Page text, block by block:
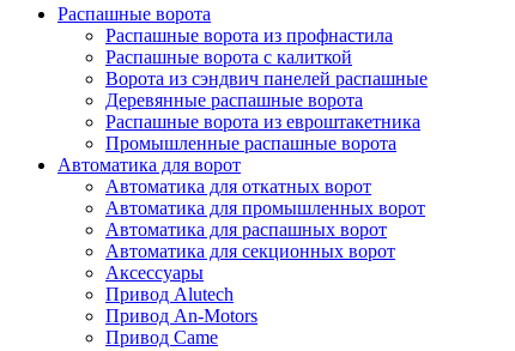
Распашные ворота
Распашные ворота из профнастила
Распашные ворота с калиткой
Ворота из сэндвич панелей распашные
Деревянные распашные ворота
Распашные ворота из евроштакетника
Промышленные распашные ворота
Автоматика для ворот
Автоматика для откатных ворот
Автоматика для промышленных ворот
Автоматика для распашных ворот
Автоматика для секционных ворот
Аксессуары
Привод Alutech
Привод An-Motors
Привод Came